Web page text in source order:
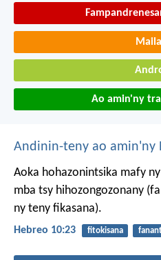
Ao amin'ny
Andinin-teny ao amin'ny
Aoka hohazonintsika mafy
mba tsy hihozongozonany
ny teny fikasana).
Hebreo 10:23 fitokisana